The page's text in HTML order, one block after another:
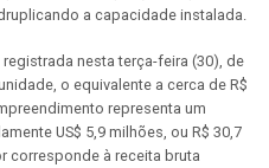
a capacidade instalada.
nesta terça-feira (30), de
o equivalente a cerca de R$
representa um
US$ 5,9 milhões, ou R$ 30,7
corresponde à receita bruta